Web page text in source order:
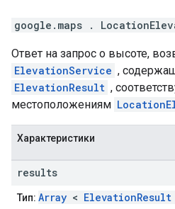
google.maps .
Ответ на запрос о высоте,
ElevationService ,
ElevationResult ,
местоположениям
Характеристики
results
Тип: Array < ElevationResult